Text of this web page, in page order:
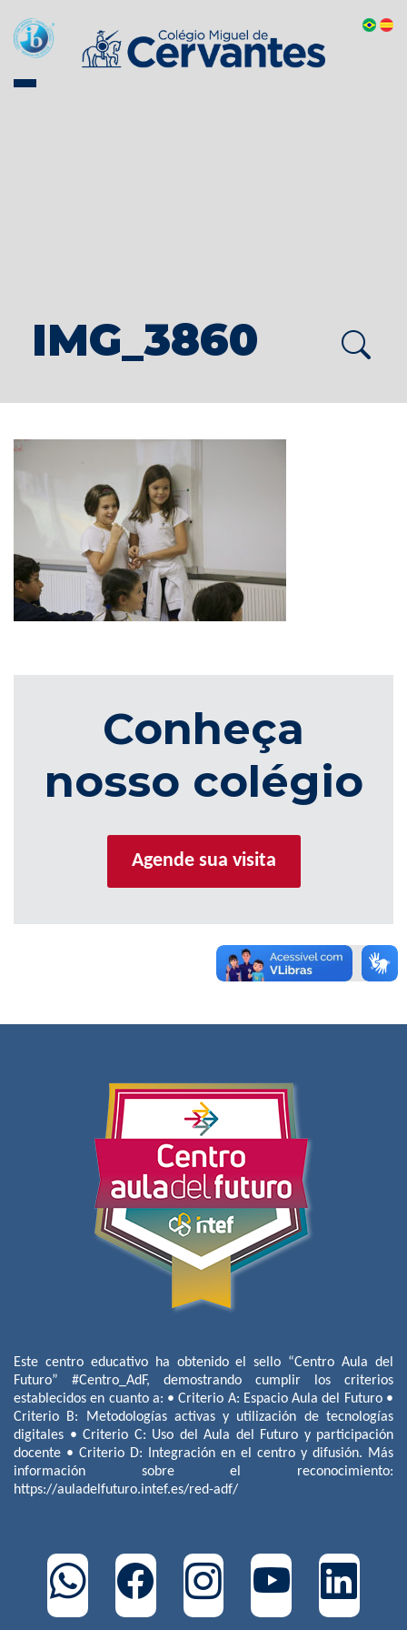
IMG_3860
Conheça
nosso colégio
Agende sua visita
Este centro educativo ha obtenido el sello “Centro Aula del
Futuro” #Centro_AdF, demostrando cumplir los criterios
establecidos en cuanto a: • Criterio A: Espacio Aula del Futuro •
Criterio B: Metodologías activas y utilización de tecnologías
digitales • Criterio C: Uso del Aula del Futuro y participación
docente • Criterio D: Integración en el centro y difusión. Más
información sobre el reconocimiento:
https://auladelfuturo.intef.es/red-adf/